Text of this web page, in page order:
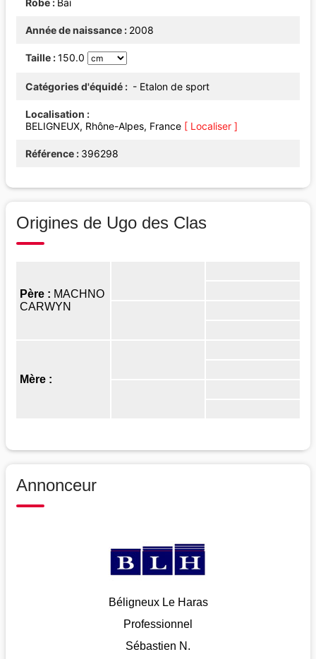
Année de naissance 2008
Taille 150.0
Catégories d'équidé - Etalon de sport
Localisation
BELIGNEUX, Rhône-Alpes, France [ Localiser ]
Référence 396298
Origines de Ugo des Clas
Père : MACHNO
CARWYN
Mère :
Annonceur
Béligneux Le Haras
Professionnel
Sébastien N.